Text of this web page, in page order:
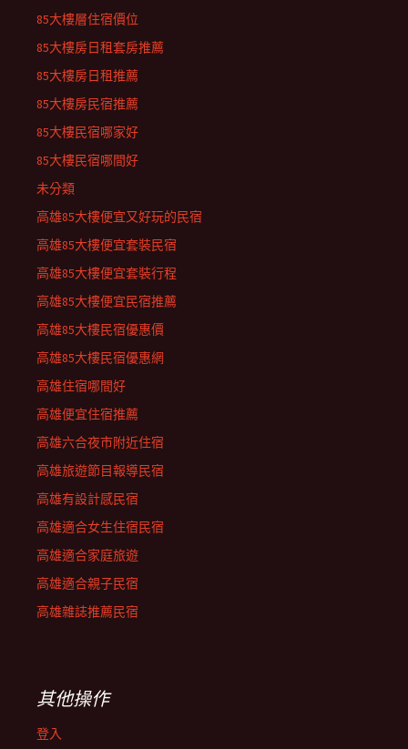
85大樓層住宿價位
85大樓房日租套房推薦
85大樓房日租推薦
85大樓房民宿推薦
85大樓民宿哪家好
85大樓民宿哪間好
未分類
高雄85大樓便宜又好玩的民宿
高雄85大樓便宜套裝民宿
高雄85大樓便宜套裝行程
高雄85大樓便宜民宿推薦
高雄85大樓民宿優惠價
高雄85大樓民宿優惠網
高雄住宿哪間好
高雄便宜住宿推薦
高雄六合夜市附近住宿
高雄旅遊節目報導民宿
高雄有設計感民宿
高雄適合女生住宿民宿
高雄適合家庭旅遊
高雄適合親子民宿
高雄雜誌推薦民宿
其他操作
登入